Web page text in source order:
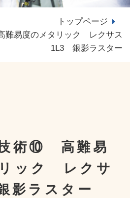
トップページ
易度のメタリック レクサス
1L3 銀影ラスター
術⑩ 高難易
ック レクサ
ラスター